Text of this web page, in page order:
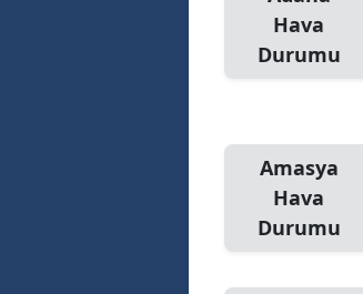
Hava
Durumu
Amasya
Hava
Durumu